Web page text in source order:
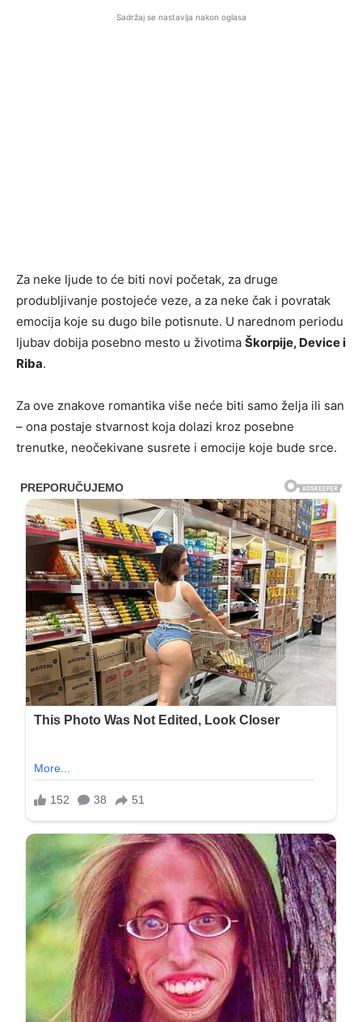
Sadržaj se nastavlja nakon oglasa
Za neke ljude to će biti novi početak, za druge
produbljivanje postojeće veze, a za neke čak i povratak
emocija koje su dugo bile potisnute. U narednom periodu
ljubav dobija posebno mesto u životima Škorpije, Device i
Riba.
Za ove znakove romantika više neće biti samo želja ili san
– ona postaje stvarnost koja dolazi kroz posebne
trenutke, neočekivane susrete i emocije koje bude srce.